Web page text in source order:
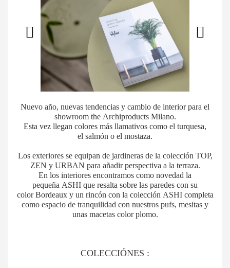
Nuevo año, nuevas tendencias y cambio de interior para el
showroom the Archiproducts Milano.
Esta vez llegan colores más llamativos como el turquesa,
el salmón o el mostaza.
Los exteriores se equipan de jardineras de la colección TOP,
ZEN y URBAN para añadir perspectiva a la terraza.
En los interiores encontramos como novedad la
pequeña ASHI que resalta sobre las paredes con su
color Bordeaux y un rincón con la colección ASHI completa
como espacio de tranquilidad con nuestros pufs, mesitas y
unas macetas color plomo.
COLECCIÓNES :